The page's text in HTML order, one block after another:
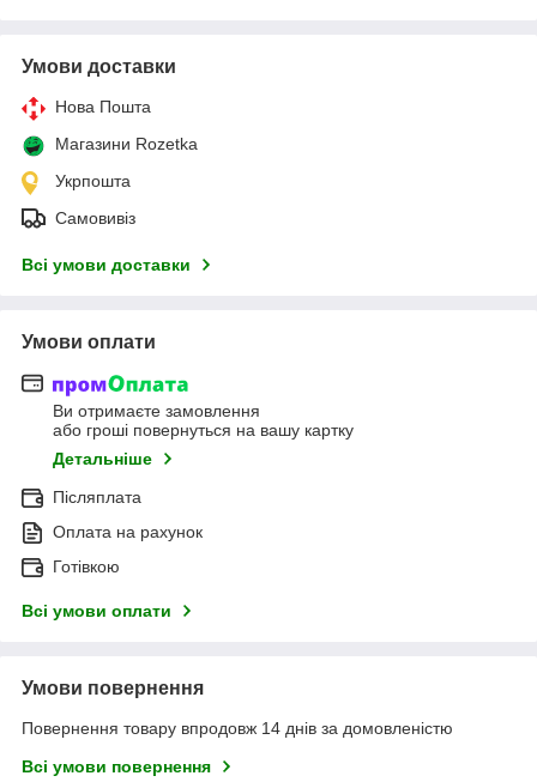
Умови доставки
Нова Пошта
Магазини Rozetka
Укрпошта
Самовивіз
Всі умови доставки
Умови оплати
Ви отримаєте замовлення
або гроші повернуться на вашу картку
Детальніше
Післяплата
Оплата на рахунок
Готівкою
Всі умови оплати
Умови повернення
Повернення товару впродовж 14 днів за домовленістю
Всі умови повернення